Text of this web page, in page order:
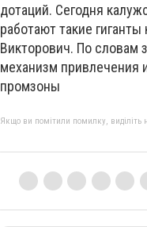
дотаций. Сегодня
работают такие
Викторович. По словам
механизм привлечения
промзоны
Якщо ви помітили помилку, виділіть